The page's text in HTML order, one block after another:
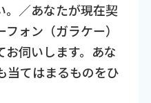
。／あなたが現在契
ォン（ガラケー）
伺いします。あな
当てはまるものをひ